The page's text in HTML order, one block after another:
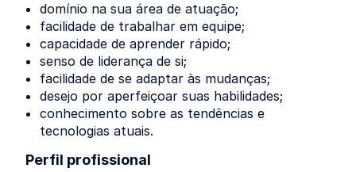
domínio na sua área de atuação;
facilidade de trabalhar em equipe;
capacidade de aprender rápido;
senso de liderança de si;
facilidade de se adaptar às mudanças;
desejo por aperfeiçoar suas habilidades;
conhecimento sobre as tendências e
tecnologias atuais.
Perfil profissional